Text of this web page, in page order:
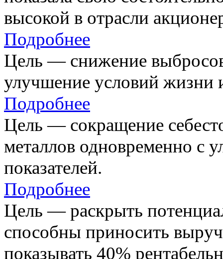
высокой в отрасли
Подробнее
Цель — снижение
улучшение условий жизни
Подробнее
Цель — сокращение
металлов одновременно с
показателей.
Подробнее
Цель — раскрыть
способны приносить
показывать 40%